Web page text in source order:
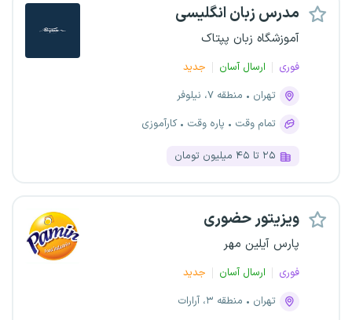
مدرس زبان انگلیسی
آموزشگاه زبان پپتاک
فوری ارسال آسان
جدید
تهران
منطقه ۷، نیلوفر
تمام وقت
پاره وقت کارآموزی
۲۵ تا ۴۵ میلیون تومان
ویزیتور حضوری
پارس آیلین مهر
فوری ارسال آسان
جدید
تهران
منطقه ۳، آرارات